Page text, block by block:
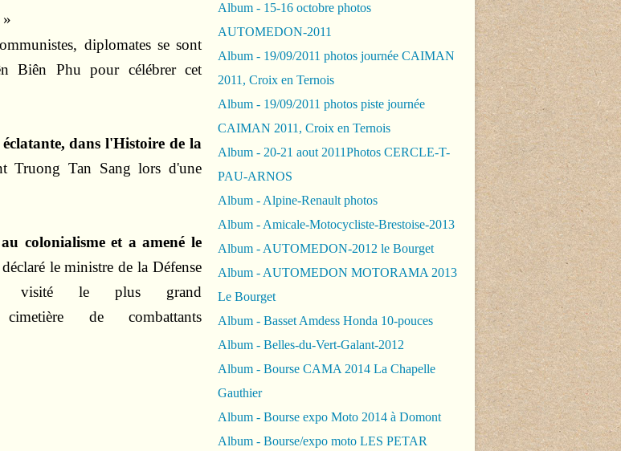
»
diplomates se sont
Biên Phu pour célébrer cet
dans l'Histoire de la
Truong Tan Sang lors d'une
colonialisme et a amené le
le ministre de la Défense
visité le plus grand
de combattants
Album - 15-16 octobre photos
AUTOMEDON-2011
Album - 19/09/2011 photos journée CAIMAN
2011, Croix en Ternois
Album - 19/09/2011 photos piste journée
CAIMAN 2011, Croix en Ternois
Album - 20-21 aout 2011Photos CERCLE-T-
PAU-ARNOS
Album - Alpine-Renault photos
Album - Amicale-Motocycliste-Brestoise-2013
Album - AUTOMEDON-2012 le Bourget
Album - AUTOMEDON MOTORAMA 2013
Le Bourget
Album - Basset Amdess Honda 10-pouces
Album - Belles-du-Vert-Galant-2012
Album - Bourse CAMA 2014 La Chapelle
Gauthier
Album - Bourse expo Moto 2014 à Domont
Album - Bourse/expo moto LES PETAR